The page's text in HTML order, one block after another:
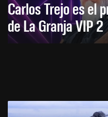
Carlos Trejo es el
de La Granja VIP 2